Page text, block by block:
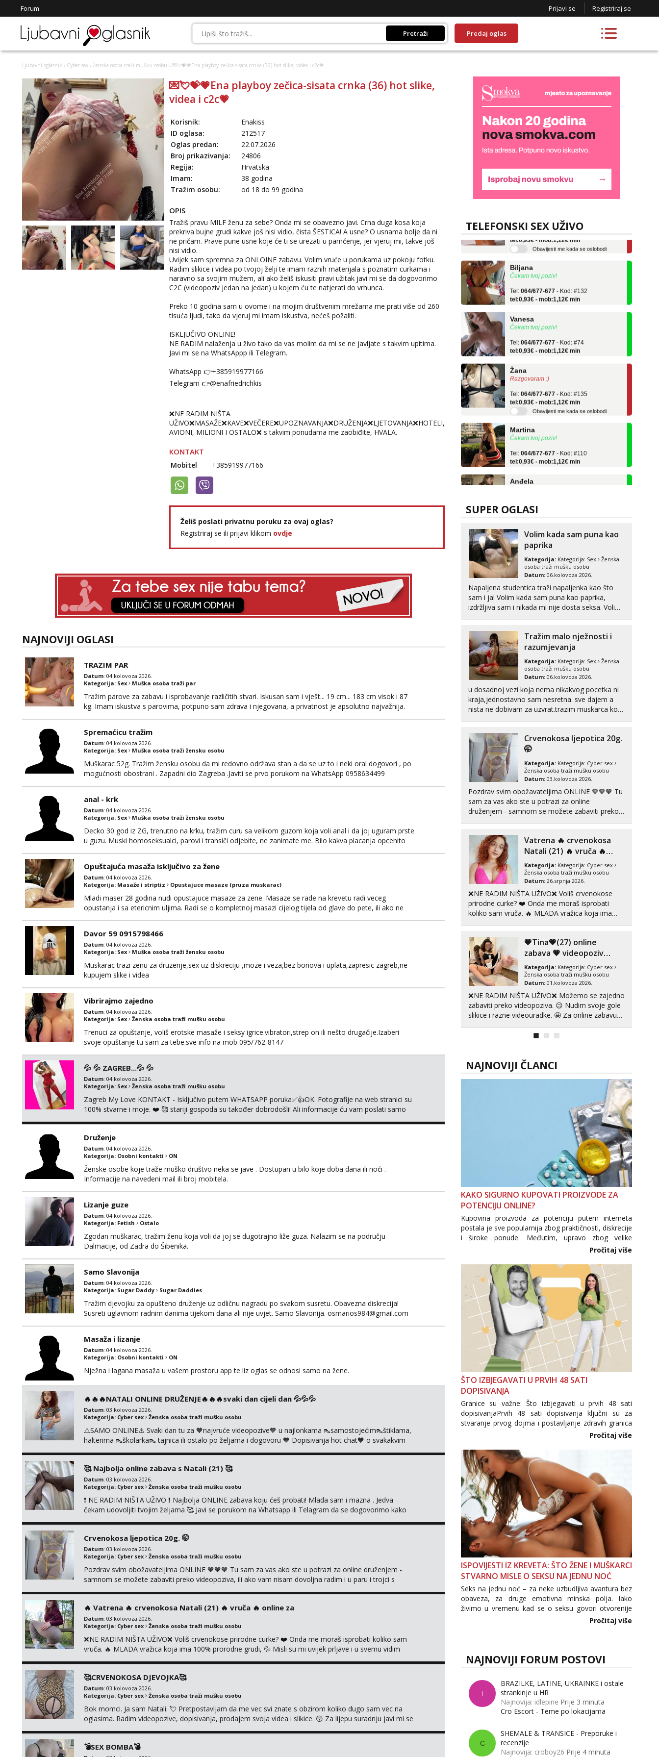
Forum Prijavi se Registriraj se
Pretraži Predaj oglas
Ljubavni oglasnik › Cyber sex › Ženska osoba traži mušku osobu › 💌💘💝💗Ena playboy zečica-sisata crnka (36) hot slike, videa i c2c💗
💌💘💝💗Ena playboy zečica-sisata crnka (36) hot slike,
videa i c2c💗
Korisnik:
Enakiss
ID oglasa:
212517
Oglas predan:
22.07.2026
Broj prikazivanja:
24806
Regija:
Hrvatska
Imam:
38 godina
Tražim osobu:
od 18 do 99 godina
OPIS
Tražiš pravu MILF ženu za sebe? Onda mi se obavezno javi. Crna duga kosa koja
prekriva bujne grudi kakve još nisi vidio, čista ŠESTICA! A usne? O usnama bolje da ni
ne pričam. Prave pune usne koje će ti se urezati u pamćenje, jer vjeruj mi, takve još
nisi vidio.
Uvijek sam spremna za ONLOINE zabavu. Volim vruće u porukama uz pokoju fotku.
Radim slikice i videa po tvojoj želji te imam raznih materijala s poznatim curkama i
naravno sa svojim mužem, ali ako želiš iskusiti pravi užitak javi mi se da dogovorimo
C2C (videopoziv jedan na jedan) u kojem ću te natjerati do vrhunca.
Preko 10 godina sam u ovome i na mojim društvenim mrežama me prati više od 260
tisuća ljudi, tako da vjeruj mi imam iskustva, nećeš požaliti.
ISKLJUČIVO ONLINE!
NE RADIM nalaženja u živo tako da vas molim da mi se ne javljate s takvim upitima.
Javi mi se na WhatsAppp ili Telegram.
WhatsApp 👉+385919977166
Telegram 👉@enafriedrichkis
❌NE RADIM NIŠTA
UŽIVO❌MASAŽE❌KAVE❌VEČERE❌UPOZNAVANJA❌DRUŽENJA❌LJETOVANJA❌HOTELI,
AVIONI, MILIONI I OSTALO❌ s takvim ponudama me zaobiđite, HVALA.
KONTAKT
Mobitel +385919977166
Želiš poslati privatnu poruku za ovaj oglas?
Registriraj se ili prijavi klikom ovdje
NAJNOVIJI OGLASI
TRAZIM PAR
Datum: 04.kolovoza 2026.
Kategorija: Sex Muška osoba traži par
Tražim parove za zabavu i isprobavanje različitih stvari. Iskusan sam i vješt... 19 cm... 183 cm visok i 87
kg. Imam iskustva s parovima, potpuno sam zdrava i njegovana, a privatnost je apsolutno najvažnija.
Spremaćicu tražim
Datum: 04.kolovoza 2026.
Kategorija: Sex Muška osoba traži žensku osobu
Muškarac 52g. Tražim žensku osobu da mi redovno održava stan a da se uz to i neki oral dogovori , po
mogućnosti obostrani . Zapadni dio Zagreba .Javiti se prvo porukom na WhatsApp 0958634499
anal - krk
Datum: 04.kolovoza 2026.
Kategorija: Sex Muška osoba traži žensku osobu
Decko 30 god iz ZG, trenutno na krku, tražim curu sa velikom guzom koja voli anal i da joj uguram prste
u guzu. Muski homoseksualci, parovi i transiči odjebite, ne zanimate me. Bilo kakva placanja opcenito
Opuštajuća masaža isključivo za žene
Datum: 04.kolovoza 2026.
Kategorija: Masaže i striptiz Opustajuce masaze (pruza muskarac)
Mladi maser 28 godina nudi opustajuce masaze za zene. Masaze se rade na krevetu radi veceg
opustanja i sa etericnim uljima. Radi se o kompletnoj masazi cijelog tijela od glave do pete, ili ako ne
Davor 59 0915798466
Datum: 04.kolovoza 2026.
Kategorija: Sex Muška osoba traži žensku osobu
Muskarac trazi zenu za druzenje,sex uz diskreciju ,moze i veza,bez bonova i uplata,zapresic zagreb,ne
kupujem slike i videa
Vibrirajmo zajedno
Datum: 04.kolovoza 2026.
Kategorija: Sex Ženska osoba traži mušku osobu
Trenuci za opuštanje, voliš erotske masaže i seksy igrice.vibratori,strep on ili nešto drugačije.Izaberi
svoje opuštanje tu sam za tebe.sve info na mob 095/762-8147
💦 💦 ZAGREB...💦 💦
Datum: 04.kolovoza 2026.
Kategorija: Sex Ženska osoba traži mušku osobu
Zagreb My Love KONTAKT - Isključivo putem WHATSAPP poruka✅️👍OK. Fotografije na web stranici su
100% stvarne i moje. ❤️ 🥰 stariji gospoda su također dobrodošli! Ali informacije ću vam poslati samo
Druženje
Datum: 04.kolovoza 2026.
Kategorija: Osobni kontakti ON
Ženske osobe koje traže muško društvo neka se jave . Dostupan u bilo koje doba dana ili noći .
Informacije na navedeni mail ili broj mobitela.
Lizanje guze
Datum: 04.kolovoza 2026.
Kategorija: Fetish Ostalo
Zgodan muškarac, tražim ženu koja voli da joj se dugotrajno liže guza. Nalazim se na području
Dalmacije, od Zadra do Šibenika.
Samo Slavonija
Datum: 04.kolovoza 2026.
Kategorija: Sugar Daddy Sugar Daddies
Tražim djevojku za opušteno druženje uz odličnu nagradu po svakom susretu. Obavezna diskrecija!
Susreti uglavnom radnim danima tijekom dana ali nije uvjet. Samo Slavonija. osmarios984@gmail.com
Masaža i lizanje
Datum: 04.kolovoza 2026.
Kategorija: Osobni kontakti ON
Nježna i lagana masaža u vašem prostoru app te liz oglas se odnosi samo na žene.
🔥🔥🔥NATALI ONLINE DRUŽENJE🔥🔥🔥svaki dan cijeli dan 💦💦💦
Datum: 03.kolovoza 2026.
Kategorija: Cyber sex Ženska osoba traži mušku osobu
⚠️SAMO ONLINE⚠️ Svaki dan tu za 🧡najvruće videopozive🧡 u najlonkama 👠samostojećim👠štiklama,
halterima 👠školarka👠 tajnica ili ostalo po željama i dogovoru 🧡 Dopisivanja hot chat🧡 o svakakvim
🥰 Najbolja online zabava s Natali (21) 🥰
Datum: 03.kolovoza 2026.
Kategorija: Cyber sex Ženska osoba traži mušku osobu
❗ NE RADIM NIŠTA UŽIVO ❗ Najbolja ONLINE zabava koju ćeš probati! Mlada sam i mazna . Jedva
čekam udovoljiti tvojim željama 🥰 Javi se porukom na Whatsapp ili Telagram da se dogovorimo kako
Čekam...
Crvenokosa ljepotica 20g. 🤭
Datum: 03.kolovoza 2026.
Kategorija: Cyber sex Ženska osoba traži mušku osobu
Pozdrav svim obožavateljima ONLINE 🧡🧡🧡 Tu sam za vas ako ste u potrazi za online druženjem -
samnom se možete zabaviti preko videopoziva, ili ako vam nisam dovoljna radim i u paru i trojci s
‎️‍🔥 Vatrena ‎️‍🔥 crvenokosa Natali (21) ‎️‍🔥 vruča‎ ️‍🔥 online za
Datum: 03.kolovoza 2026.
Kategorija: Cyber sex Ženska osoba traži mušku osobu
❌NE RADIM NIŠTA UŽIVO❌ Voliš crvenokose prirodne curke? ❤️ Onda me moraš isprobati koliko sam
vruča.‎ ️‍🔥 MLADA vražica koja ima 100% prorodne grudi, 💦 Misli su mi uvijek prljave i u svemu vidim
dovoljna uvije...
🥰CRVENOKOSA DJEVOJKA🥰
Datum: 03.kolovoza 2026.
Kategorija: Cyber sex Ženska osoba traži mušku osobu
Bok momci. Ja sam Natali. 💘 Pretpostavljam da me vec svi znate s obzirom koliko dugo sam vec na
oglasima. Radim videopozive, dopisivanja, prodajem svoja videa i slikice. 😚 Za lijepu suradnju javi mi se
💣SEX BOMBA💣
TELEFONSKI SEX UŽIVO
Daria
Tel: 064/677-677 - Kod: #75
tel:0,93€ - mob:1,12€ min
Čekam tvoj poziv!
064/677-677
tel:0,93€ - mob:1,12€ min
Čekam tvoj poziv!
064/677-677
tel:0,93€ - mob:1,12€ min
Razgovaram :)
064/677-677
tel:0,93€ - mob:1,12€ min
Obavijesti me kada se oslobodi
Čekam tvoj poziv!
064/677-677
tel:0,93€ - mob:1,12€ min
Čekam tvoj poziv!
Razgovaram :)
Tel: 064/677-677
tel:0,93€ - mob:1,12€ min
Obavijesti me kada se oslobodi
Čekam tvoj poziv!
Tel:064/677-677- Kod: #132
tel:0,93€ - mob:1,12€ min
Vanesa
Čekam tvoj poziv!
Tel:
tel:0,93€ - mob:1,12€ min
Razgovaram :)
Tel:064/677-677- Kod: #135
Martina
Čekam tvoj poziv!
064/677-677- Kod: #110
tel:0,93€ - mob:1,12€ min
Anđela
Čekam tvoj poziv!
SUPER OGLASI
Volim kada sam puna kao
paprika
Kategorija: Kategorija: Sex
Ženska
osoba traži mušku osobu
Datum: 06.kolovoza 2026.
Napaljena studentica traži napaljenka kao što
sam i ja! Volim kada sam puna kao paprika,
izdržljiva sam i nikada mi nije dosta seksa. Volim
ispod i nadji me tamo, cekam te!
Tražim malo nježnosti i
razumjevanja
Kategorija: Kategorija: Sex
Ženska
osoba traži mušku osobu
Datum: 06.kolovoza 2026.
u dosadnoj vezi koja nema nikakvog pocetka ni
kraja,jednostavno sam nesretna. sve dajem a
nista ne dobivam za uzvrat.trazim muskarca koji
njezan seks i njezne poljupce po tijelu koji me
jako pale,obozavam kad muskar...
Crvenokosa ljepotica 20g.
🤭
Kategorija: Kategorija: Cyber sex
Ženska osoba traži mušku osobu
Datum: 03.kolovoza 2026.
Pozdrav svim obožavateljima ONLINE 🧡🧡🧡 Tu
sam za vas ako ste u potrazi za online
druženjem - samnom se možete zabaviti preko
Radim i vruća tipkanja uz slike i hot line pozive.
Za vas sam pripremila ...
Vatrena ‎️‍🔥 crvenokosa
Natali (21) ‎️‍🔥 vruča‎ ️‍🔥
ONLINE ZABAVA
Kategorija: Kategorija: Cyber sex
Ženska osoba traži mušku osobu
Datum: 26.srpnja 2026.
❌NE RADIM NIŠTA UŽIVO❌ Voliš crvenokose
prirodne curke? ❤️ Onda me moraš isprobati
koliko sam vruča.‎ ️‍🔥 MLADA vražica koja ima
raznolikoj ponudi možeš pranaći nešto po svojoj
mjeri. Sexi videa s kolegica...
💗Tina💗(27) online
zabava 💗 videopoziv
kakav zaslužuješ
Kategorija: Kategorija: Cyber sex
Ženska osoba traži mušku osobu
Datum: 01.kolovoza 2026.
❌NE RADIM NIŠTA UŽIVO❌ Možemo se zajedno
zabaviti preko videopoziva. 😉 Nudim svoje gole
slikice i razne videouradke. 🤩 Za online zabavu
NAJNOVIJI ČLANCI
KAKO SIGURNO KUPOVATI PROIZVODE ZA
POTENCIJU ONLINE?
Kupovina proizvoda za potenciju putem interneta
postala je sve popularnija zbog praktičnosti, diskrecije
i široke ponude. Međutim, upravo zbog velike
potražnje na tržištu se pojavljuju i brojni krivotvoreni
proizvodi, nepouzdane internetske trgovine te
proizvodi nepoznatog podrijetla. ...
Pročitaj više
ŠTO IZBJEGAVATI U PRVIH 48 SATI
DOPISIVANJA
Granice su važne: Što izbjegavati u prvih 48 sati
dopisivanjaPrvih 48 sati dopisivanja ključni su za
stvaranje prvog dojma i postavljanje zdravih granica
u komunikaciji. Važno je izbjeći prebrzo otkrivanje
osobnih ili intimnih informacija, jer nepoznata osoba
još nije zaslužila to povjerenje. Takođe...
Pročitaj više
ISPOVIJESTI IZ KREVETA: ŠTO ŽENE I MUŠKARCI
STVARNO MISLE O SEKSU NA JEDNU NOĆ
Seks na jednu noć – za neke uzbudljiva avantura bez
obaveza, za druge emotivna minska polja. Iako
živimo u vremenu kad se o seksu govori otvorenije
nego ikad, tema „jedne noći strasti“ i dalje izaziva
burne rasprave. Što zapravo misle žene, a što
Pročitaj više
NAJNOVIJI FORUM POSTOVI
I
BRAZILKE, LATINE, UKRAINKE i ostale
strankinje u HR
Najnovija: idlepine Prije 3 minuta
Cro Escort - Teme po lokacijama
C
SHEMALE & TRANSICE - Preporuke i
recenzije
Najnovija: croboy26 Prije 4 minuta